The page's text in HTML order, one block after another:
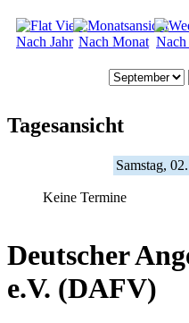
Nach Jahr Nach Monat Nach
Tagesansicht
Samstag,
Keine Termine
Deutscher
e.V. (DAFV)